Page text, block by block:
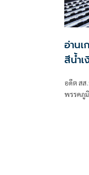
อ่าน
สีน้ำ
อดีต สส
พรรคภู